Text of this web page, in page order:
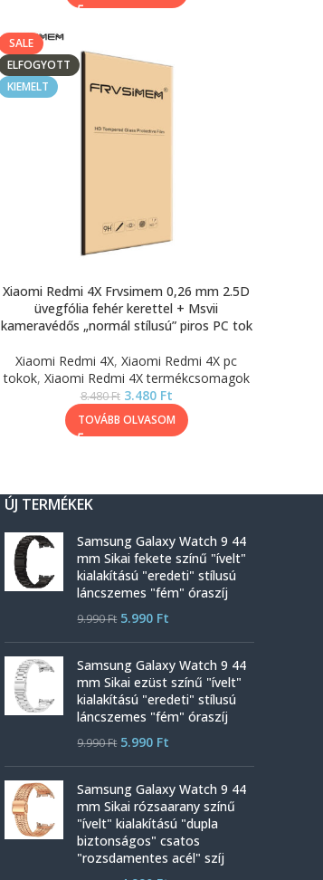
SALE
ELFOGYOTT
KIEMELT
Xiaomi Redmi 4X Frvsimem 0,26 mm 2.5D
üvegfólia fehér kerettel + Msvii
kameravédős „normál stílusú” piros PC tok
Xiaomi Redmi 4X, Xiaomi Redmi 4X pc
tokok, Xiaomi Redmi 4X termékcsomagok
8.480Ft 3.480 Ft
TOVÁBB OLVASOM
ÚJ TERMÉKEK
Samsung Galaxy Watch 9 44
mm Sikai fekete színű "ívelt"
kialakítású "eredeti" stílusú
láncszemes "fém" óraszíj
9.990Ft 5.990 Ft
Samsung Galaxy Watch 9 44
mm Sikai ezüst színű "ívelt"
kialakítású "eredeti" stílusú
láncszemes "fém" óraszíj
9.990Ft 5.990 Ft
Samsung Galaxy Watch 9 44
mm Sikai rózsaarany színű
"ívelt" kialakítású "dupla
biztonságos" csatos
"rozsdamentes acél" szíj